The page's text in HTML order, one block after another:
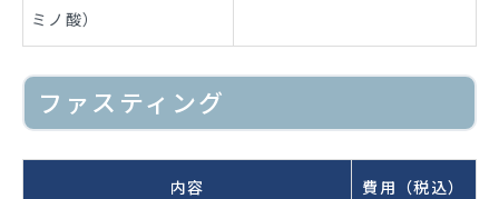
ミノ酸）
ファスティング
内容 費用（税込）